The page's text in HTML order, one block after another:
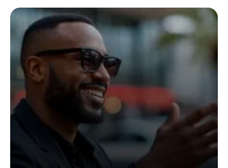
location de voiture facilite chaque
étape
24 janvier 2026